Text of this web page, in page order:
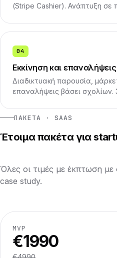
(Stripe Cashier). Ανάπτυξη σε
04
Εκκίνηση και επαναλήψεις
Διαδικτυακή παρουσία,
επαναλήψεις βάσει
ΠΑΚΈΤΑ · SAAS
Έτοιμα πακέτα για
Όλες οι τιμές με έκπτωση με
case study.
MVP
€1990